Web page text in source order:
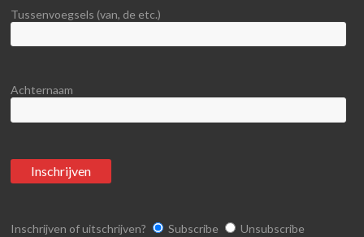
Tussenvoegsels (van, de etc.)
Achternaam
Inschrijven of uitschrijven? Subscribe Unsubscribe